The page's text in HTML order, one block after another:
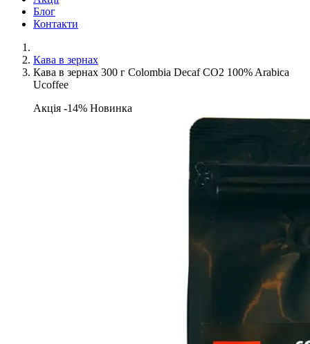
Блог
Контакти
Кава в зернах
Кава в зернах 300 г Colоmbia Decaf CO2 100% Arabica
Ucoffee
Акція -14% Новинка